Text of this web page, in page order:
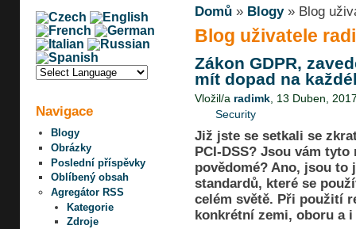
Navigace
Blogy
Obrázky
Poslední příspěvky
Oblíbený obsah
Agregátor RSS
Kategorie
Zdroje
Domů» Blogy» Blog
Blog uživatele
Zákon GDPR,
mít dopad na
Vložil/a radimk, 13 Duben,
Security
Již jste se setkali se
PCI-DSS? Jsou vám
povědomé? Ano, jsou to
standardů, které se
celém světě. Při použití
konkrétní zemi, oboru a